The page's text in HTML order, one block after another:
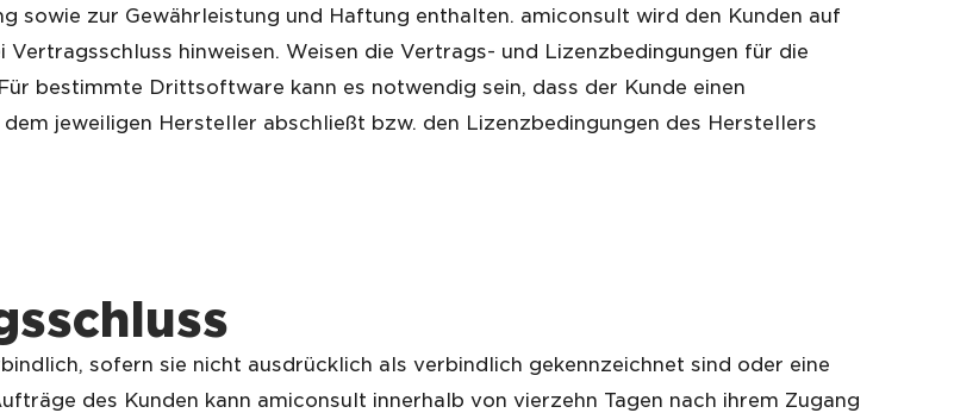
sowie zur Gewährleistung und Haftung enthalten. amiconsult wird den Kunden auf
hinweisen. Weisen die Vertrags- und Lizenzbedingungen für die
Für bestimmte Drittsoftware kann es notwendig sein, dass der Kunde einen
jeweiligen Hersteller abschließt bzw. den Lizenzbedingungen des Herstellers
sofern sie nicht ausdrücklich als verbindlich gekennzeichnet sind oder eine
des Kunden kann amiconsult innerhalb von vierzehn Tagen nach ihrem Zugang